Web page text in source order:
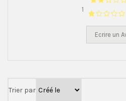
1
Ecrire un
Trier par